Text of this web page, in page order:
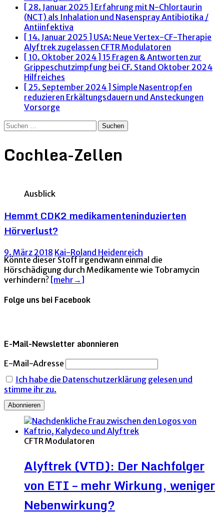
[ 28. Januar 2025 ] Erfahrung mit N-Chlortaurin
(NCT) als Inhalation und NasensprayAntibiotika /
Antiinfektiva
[ 14. Januar 2025 ] USA: Neue Vertex-CF-Therapie
Alyftrek zugelassen CFTR Modulatoren
[ 10. Oktober 2024 ] 15 Fragen & Antworten zur
Grippeschutzimpfung bei CF. Stand Oktober 2024
Hilfreiches
[ 25. September 2024 ] Simple Nasentropfen
reduzieren Erkältungsdauern und Ansteckungen
Vorsorge
Suchen
Cochlea-Zellen
Ausblick
Hemmt CDK2 medikamenteninduzierten
Hörverlust?
9. März 2018 Kai-Roland Heidenreich
Könnte dieser Stoff irgendwann einmal die
Hörschädigung durch Medikamente wie Tobramycin
verhindern? [mehr→]
Folge uns bei Facebook
E-Mail-Newsletter abonnieren
E-Mail-Adresse
Ich habe die Datenschutzerklärung gelesen und
stimme ihr zu.
CFTR Modulatoren
Alyftrek (VTD): Der Nachfolger
von ETI – mehr Wirkung, weniger
Nebenwirkung?